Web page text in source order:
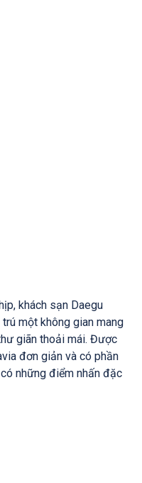
khách sạn Daegu
một không gian mang
giãn thoải mái. Được
đơn giản và có phần
những điểm nhấn đặc